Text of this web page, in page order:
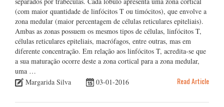
(com maior quantidade de linfócitos T ou timócitos), que envolve a
zona medular (maior percentagem de células reticulares epiteliais).
Ambas as zonas possuem os mesmos tipos de células, linfócitos T,
células reticulares epiteliais, macrófagos, entre outras, mas em
diferente concentração. Em relação aos linfócitos T, acredita-se que
a sua maturação ocorre deste a zona cortical para a zona medular,
uma …
Margarida Silva
03-01-2016 Read Article